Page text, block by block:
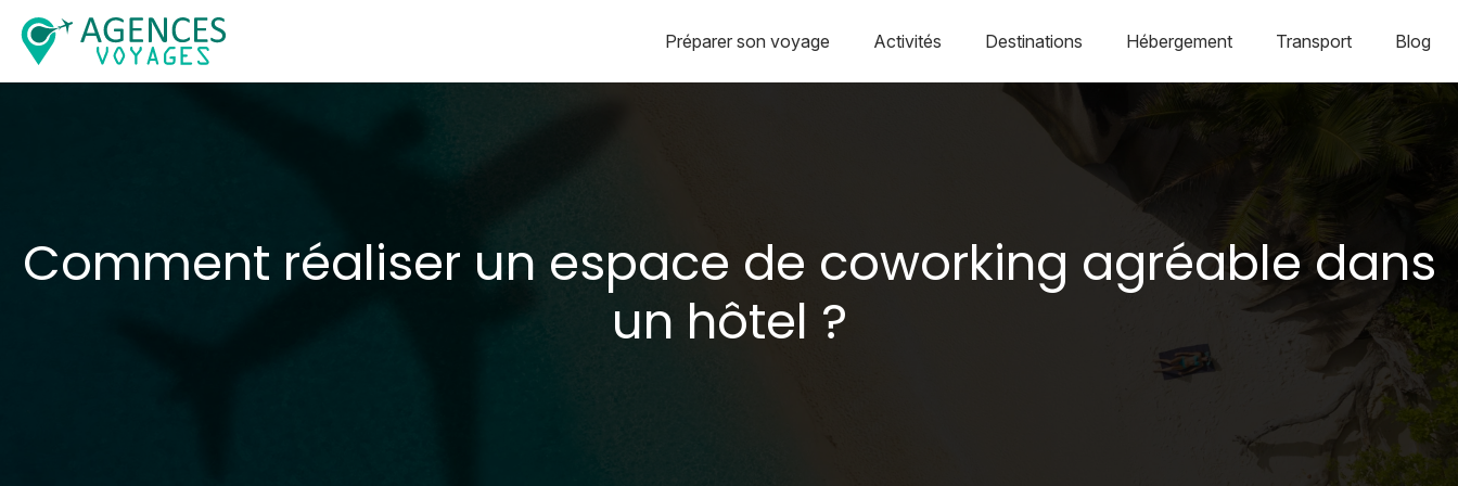
Préparer son voyage Activités Destinations Hébergement Transport Blog
Comment réaliser un espace de coworking agréable dans
un hôtel ?